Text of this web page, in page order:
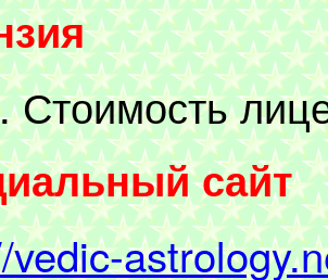
сайт